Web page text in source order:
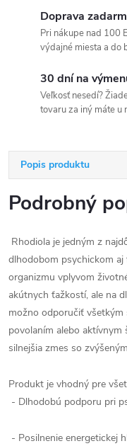
Doprava
Pri nákupe nad 100
výdajné miesta a do
30 dní na
Veľkosť nesedí?
tovaru za iný máte u
Popis produktu
Podrobný
Rhodiola je jedným z
dlhodobom psychickom
organizmu vplyvom
akútnych ťažkostí, ale na
možno odporučiť všetkým
povolaním alebo
silnejšia zmes so
Produkt je vhodný pre
- Dlhodobú podporu pri
- Posilnenie energetickej